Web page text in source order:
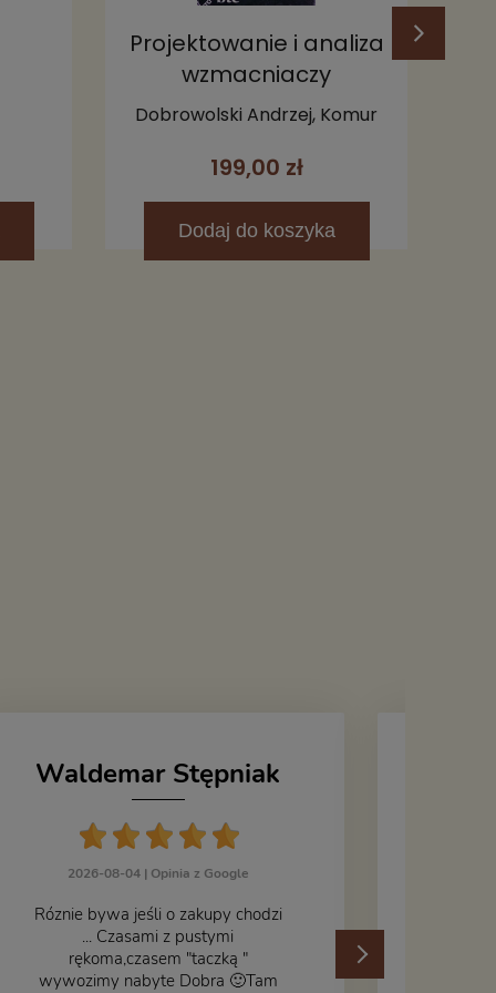
Projektowanie i analiza
wzmacniaczy
małosygnałowych
Dobrowolski Andrzej, Komur
199,00 zł
Dodaj do koszyka
Waldemar Stępniak
2026-08-04 | Opinia z Google
Róznie bywa jeśli o zakupy chodzi
... Czasami z pustymi
rękoma,czasem "taczką "
wywozimy nabyte Dobra 🙂Tam